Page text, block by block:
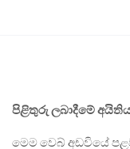
පිළිතුරු ලබාදීමේ
මෙම වෙබ් අඩවියේ